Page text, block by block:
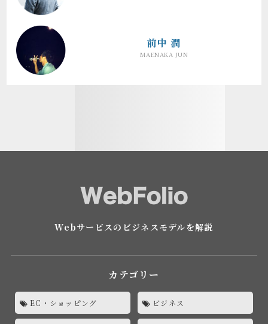
前中 潤
MAENAKA JUN
Webサービスのビジネスモデルを解説
カテゴリー
EC・ショッピング ビジネス